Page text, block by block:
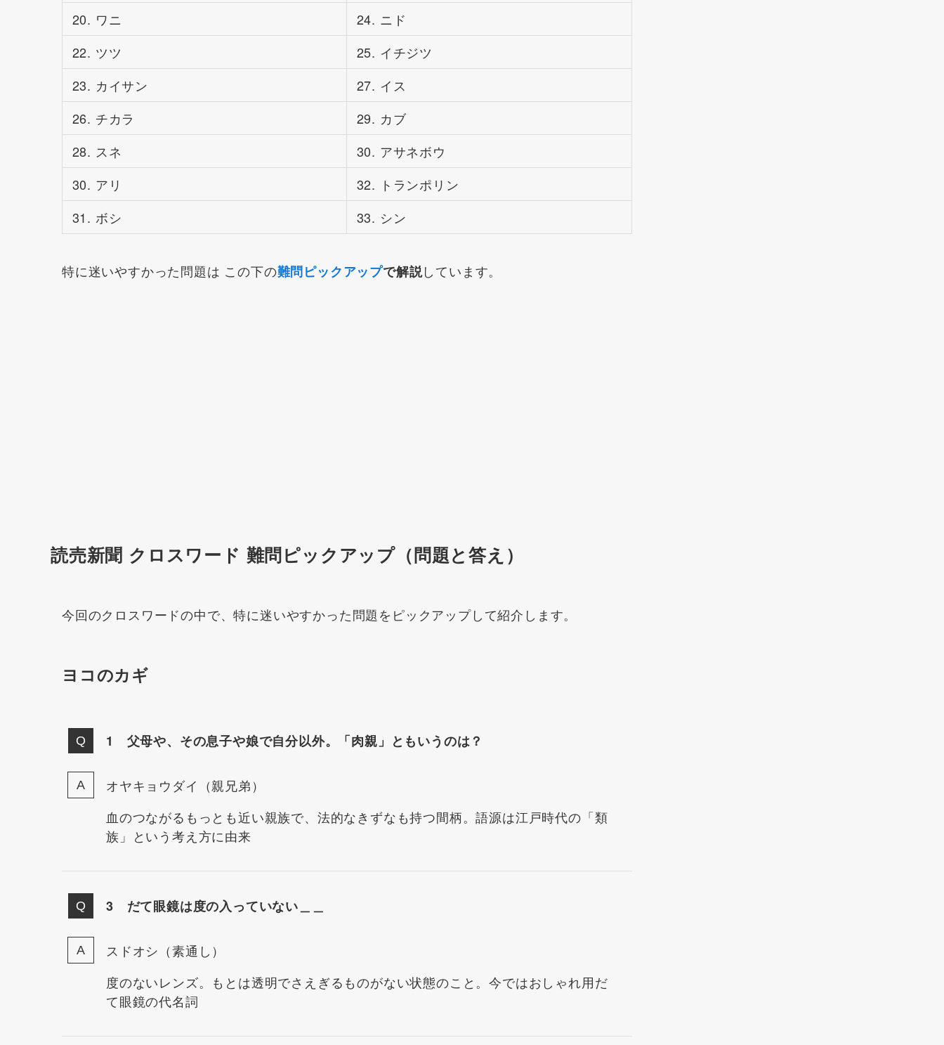
20. ワニ
24. ニド
22. ツツ
25. イチジツ
23. カイサン
27. イス
26. チカラ
29. カブ
28. スネ
30. アサネボウ
30. アリ
32. トランポリン
31. ボシ
33. シン
特に迷いやすかった問題は この下の難問ピックアップで解説しています。
読売新聞 クロスワード 難問ピックアップ（問題と答え）
今回のクロスワードの中で、特に迷いやすかった問題をピックアップして紹介します。
ヨコのカギ
1 父母や、その息子や娘で自分以外。「肉親」ともいうのは？
オヤキョウダイ（親兄弟）
血のつながるもっとも近い親族で、法的なきずなも持つ間柄。語源は江戸時代の「類
族」という考え方に由来
3 だて眼鏡は度の入っていない＿＿
スドオシ（素通し）
度のないレンズ。もとは透明でさえぎるものがない状態のこと。今ではおしゃれ用だ
て眼鏡の代名詞